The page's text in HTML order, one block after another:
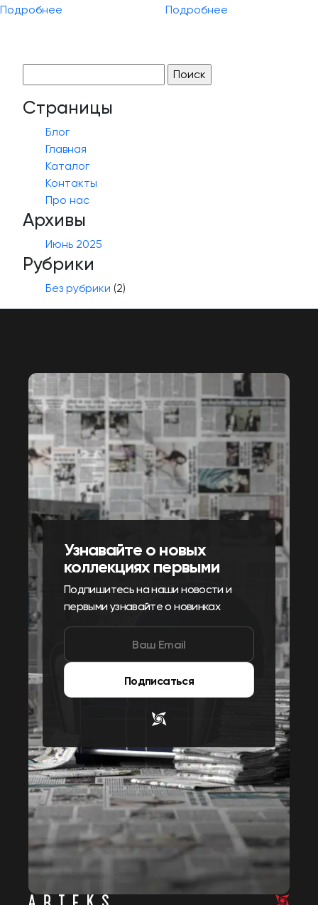
Подробнее Подробнее
Страницы
Блог
Главная
Каталог
Контакты
Про нас
Архивы
Июнь 2025
Рубрики
Без рубрики (2)
Узнавайте о новых
коллекциях первыми
Подпишитесь на наши новости и
первыми узнавайте о новинках
Подписаться